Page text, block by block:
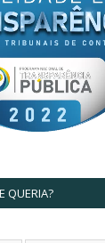
QUERIA?